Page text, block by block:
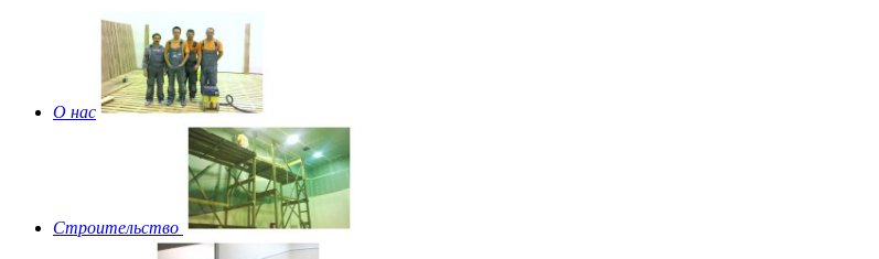
О нас
Строительство